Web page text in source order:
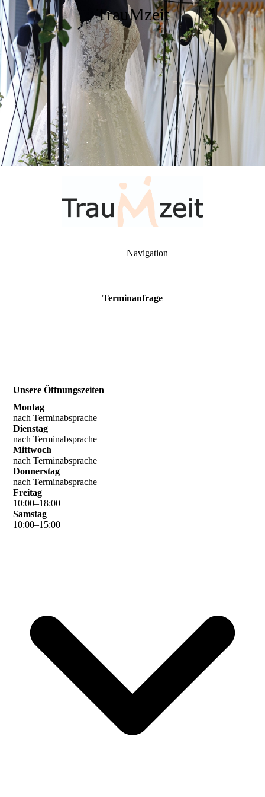
TrauMzeit
Navigation
Terminanfrage
Unsere Öffnungszeiten
Montag
nach Terminabsprache
Dienstag
nach Terminabsprache
Mittwoch
nach Terminabsprache
Donnerstag
nach Terminabsprache
Freitag
10:00–18:00
Samstag
10:00–15:00